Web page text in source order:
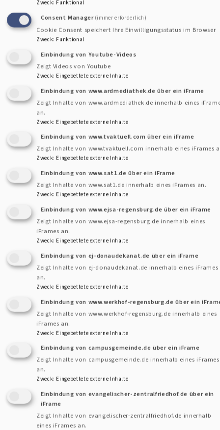
Antwort: Pfarrer Biedermann verfüge über einen gewissen
Stil, habe das Standing, eine solche Rolle zu übernehmen
und verfüge über viel mehr Erfahrung im Dekanat, als
beispielsweise Dekan Breu selbst.
Als Stellv. Dekan sei er nun Mitglied im Leitungsteam und
habe neue Aufgaben, wie Einführungen und
Verabschiedungen zu halten, aber auch Beurteilungen zu
machen und Pfarrkonferenzen zu leiten. Er habe nun im
Westen die Rolle eines Förderers und gleichzeitig eines
Pfarrer in dieser Gemeinde (Schierling)."
Stellv. Dekanin Karolin Gerleigner dankte ihm für seine
Bereitsschaft das Amt zu übernehmen, aber auch der
Gemeinde und seiner Familie, die ihn dabei unterstützt.
Durch Dekan Breu und seine Assistenten wurde Pfarrer
Biedermann für sein neues Amt gesegnet.
dann passend zum Hirtensonntag und der Einführung in ein
Leitungsamt mit dem Thema Führung und was gute
Führung ausmacht. Dabei schlug er Paralellen zum Paartanz
und betrachtete die Führung von Jesus Christus genauer.
Nach dem Gottesdienst überbrachten ein paar
Vertreter*innen aus Politik, Katholischer Pfarrerei in
Schierling und dem Pfarrkollegium in Grußworten ihre
Glückwünsche. Beim Anschließendem Empfang war dann
auch die Möglichkeit für alle anderen zu Gratulieren.
Zweck: Funktional
Consent Manager (immer erforderlich)
Cookie Consent speichert Ihre Einwilligungsstatus im Browser
Zweck: Funktional
Einbindung von Youtube-Videos
Zeigt Videos von Youtube
Zweck: Eingebettete externe Inhalte
Einbindung von www.ardmediathek.de über ein iFrame
Zeigt Inhalte von www.ardmediathek.de innerhalb eines
an.
Zweck: Eingebettete externe Inhalte
Einbindung von www.tvaktuell.com über ein iFrame
Zeigt Inhalte von www.tvaktuell.com innerhalb eines iFrames
Zweck: Eingebettete externe Inhalte
Einbindung von www.sat1.de über ein iFrame
Zeigt Inhalte von www.sat1.de innerhalb eines iFrames an.
Zweck: Eingebettete externe Inhalte
Einbindung von www.ejsa-regensburg.de über ein iFrame
Zeigt Inhalte von www.ejsa-regensburg.de innerhalb eines
iFrames an.
Zweck: Eingebettete externe Inhalte
Einbindung von ej-donaudekanat.de über ein iFrame
Zeigt Inhalte von ej-donaudekanat.de innerhalb eines iFrames
an.
Zweck: Eingebettete externe Inhalte
Einbindung von www.werkhof-regensburg.de über ein
Zeigt Inhalte von www.werkhof-regensburg.de innerhalb eines
iFrames an.
Zweck: Eingebettete externe Inhalte
Einbindung von campusgemeinde.de über ein iFrame
Zeigt Inhalte von campusgemeinde.de innerhalb eines iFrames
an.
Zweck: Eingebettete externe Inhalte
Einbindung von evangelischer-zentralfriedhof.de über ein
iFrame
Zeigt Inhalte von evangelischer-zentralfriedhof.de innerhalb
eines iFrames an.